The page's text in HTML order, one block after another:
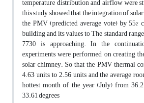
temperature distribution and airflow were
this study showed that the integration of
the PMV (predicted average vote) by 55%
building and its values ​​to The standard
7730 is approaching. In the
experiments were performed on creating
solar chimney. So that the PMV thermal
4.63 units to 2.56 units and the average
hottest month of the year (July) from
33.61 degrees